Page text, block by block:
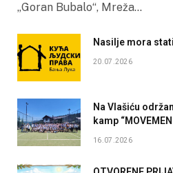
„Goran Bubalo“, Mreža…
Nasilje mora
20.07.2026
Na Vlašiću
kamp
16.07.2026